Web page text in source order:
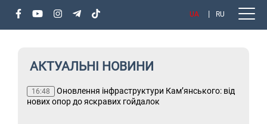
UA RU
АКТУАЛЬНІ НОВИНИ
Тільки актуальне: читайте "МІС" у Telegram